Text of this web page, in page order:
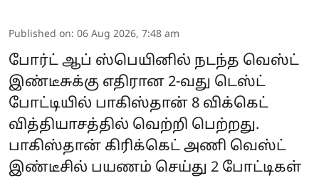
Published on: 06 Aug 2026, 7:48 am
போர்ட் ஆப் ஸ்பெயினில் நடந்த வெஸ்ட்
இண்டீசுக்கு எதிரான 2-வது டெஸ்ட்
போட்டியில் பாகிஸ்தான் 8 விக்கெட்
வித்தியாசத்தில் வெற்றி பெற்றது.
பாகிஸ்தான் கிரிக்கெட் அணி வெஸ்ட்
இண்டீசில் பயணம் செய்து 2 போட்டிகள்